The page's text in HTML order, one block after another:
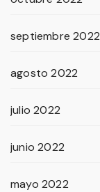
septiembre 2022
agosto 2022
julio 2022
junio 2022
mayo 2022